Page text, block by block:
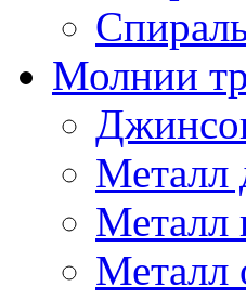
Молнии
Металл
Металл
Металл